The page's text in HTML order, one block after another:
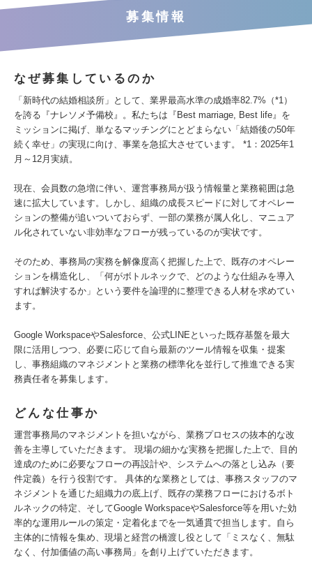
募集情報
なぜ募集しているのか
「新時代の結婚相談所」として、業界最高水準の成婚率82.7%（*1）
を誇る『ナレソメ予備校』。私たちは『Best marriage, Best life』を
ミッションに掲げ、単なるマッチングにとどまらない「結婚後の50年
続く幸せ」の実現に向け、事業を急拡大させています。 *1：2025年1
月～12月実績。
現在、会員数の急増に伴い、運営事務局が扱う情報量と業務範囲は急
速に拡大しています。しかし、組織の成長スピードに対してオペレー
ションの整備が追いついておらず、一部の業務が属人化し、マニュア
ル化されていない非効率なフローが残っているのが実状です。
そのため、事務局の実務を解像度高く把握した上で、既存のオペレー
ションを構造化し、「何がボトルネックで、どのような仕組みを導入
すれば解決するか」という要件を論理的に整理できる人材を求めてい
ます。
Google WorkspaceやSalesforce、公式LINEといった既存基盤を最大
限に活用しつつ、必要に応じて自ら最新のツール情報を収集・提案
し、事務組織のマネジメントと業務の標準化を並行して推進できる実
務責任者を募集します。
どんな仕事か
運営事務局のマネジメントを担いながら、業務プロセスの抜本的な改
善を主導していただきます。 現場の細かな実務を把握した上で、目的
達成のために必要なフローの再設計や、システムへの落とし込み（要
件定義）を行う役割です。 具体的な業務としては、事務スタッフのマ
ネジメントを通じた組織力の底上げ、既存の業務フローにおけるボト
ルネックの特定、そしてGoogle WorkspaceやSalesforce等を用いた効
率的な運用ルールの策定・定着化までを一気通貫で担当します。自ら
主体的に情報を集め、現場と経営の橋渡し役として「ミスなく、無駄
なく、付加価値の高い事務局」を創り上げていただきます。